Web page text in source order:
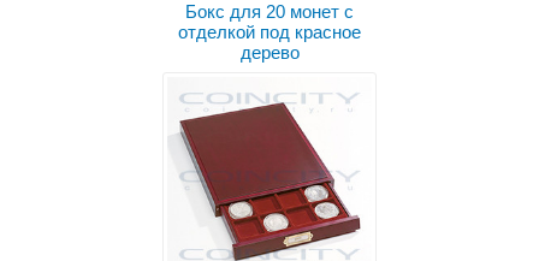
Бокс для 20 монет с
отделкой под красное
дерево